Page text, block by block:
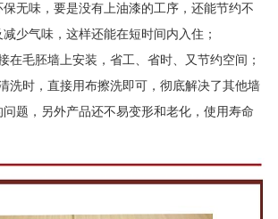
无味，要是没有上油漆的工序，还能节约不
少气味，这样还能在短时间内入住；
在毛胚墙上安装，省工、省时、又节约空间；
洗时，直接用布擦洗即可，彻底解决了其他墙
题，另外产品还不易变形和老化，使用寿命